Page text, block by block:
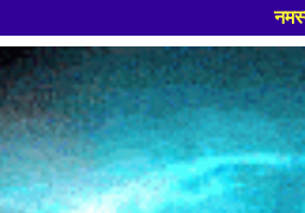
नमस्कार हमारे न्यूज पोर्टल